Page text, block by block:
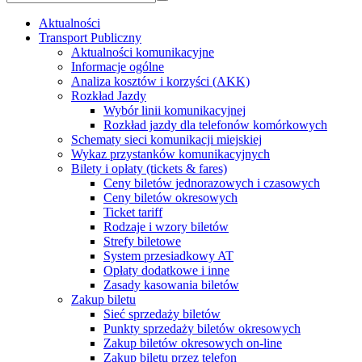
Aktualności
Transport Publiczny
Aktualności komunikacyjne
Informacje ogólne
Analiza kosztów i korzyści (AKK)
Rozkład Jazdy
Wybór linii komunikacyjnej
Rozkład jazdy dla telefonów komórkowych
Schematy sieci komunikacji miejskiej
Wykaz przystanków komunikacyjnych
Bilety i opłaty (tickets & fares)
Ceny biletów jednorazowych i czasowych
Ceny biletów okresowych
Ticket tariff
Rodzaje i wzory biletów
Strefy biletowe
System przesiadkowy AT
Opłaty dodatkowe i inne
Zasady kasowania biletów
Zakup biletu
Sieć sprzedaży biletów
Punkty sprzedaży biletów okresowych
Zakup biletów okresowych on-line
Zakup biletu przez telefon